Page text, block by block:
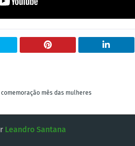
mês das mulheres
Leandro Santana